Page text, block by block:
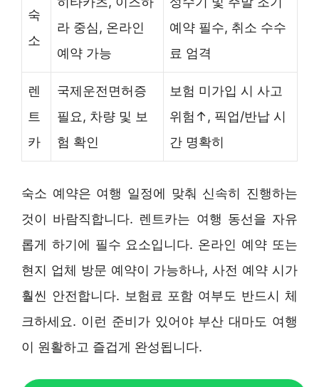
숙
소
라 중심, 온라인
예약 가능
예약 필수, 취소 수수
료 엄격
렌
트
카
국제운전면허증
필요, 차량 및 보
험 확인
보험 미가입 시 사고
위험↑, 픽업/반납 시
간 명확히
숙소 예약은 여행 일정에 맞춰 신속히 진행하는
것이 바람직합니다. 렌트카는 여행 동선을 자유
롭게 하기에 필수 요소입니다. 온라인 예약 또는
현지 업체 방문 예약이 가능하나, 사전 예약 시가
훨씬 안전합니다. 보험료 포함 여부도 반드시 체
크하세요. 이런 준비가 있어야 부산 대마도 여행
이 원활하고 즐겁게 완성됩니다.